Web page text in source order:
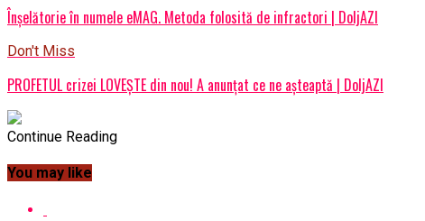
Înșelătorie în numele eMAG. Metoda folosită de infractori | DoljAZI
Don't Miss
PROFETUL crizei LOVEȘTE din nou! A anunțat ce ne așteaptă | DoljAZI
Continue Reading
You may like